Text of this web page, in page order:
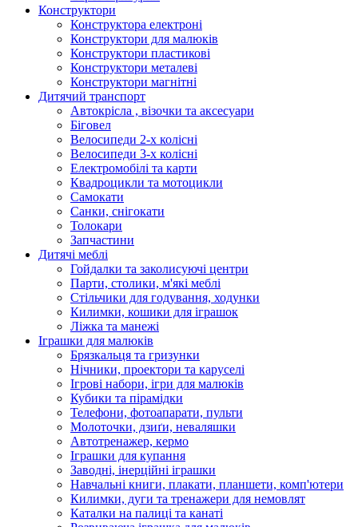
Конструктори
Конструктора електроні
Конструктори для малюків
Конструктори пластикові
Конструктори металеві
Конструктори магнітні
Дитячий транспорт
Автокрісла , візочки та аксесуари
Біговел
Велосипеди 2-х колісні
Велосипеди 3-х колісні
Електромобілі та карти
Квадроцикли та мотоцикли
Самокати
Санки, снігокати
Толокари
Запчастини
Дитячі меблі
Гойдалки та заколисуючі центри
Парти, столики, м'які меблі
Стільчики для годування, ходунки
Килимки, кошики для іграшок
Ліжка та манежі
Іграшки для малюків
Брязкальця та гризунки
Нічники, проектори та каруселі
Ігрові набори, ігри для малюків
Кубики та пірамідки
Телефони, фотоапарати, пульти
Молоточки, дзиґи, неваляшки
Автотренажер, кермо
Іграшки для купання
Заводні, інерційні іграшки
Навчальні книги, плакати, планшети, комп'ютери
Килимки, дуги та тренажери для немовлят
Каталки на палиці та канаті